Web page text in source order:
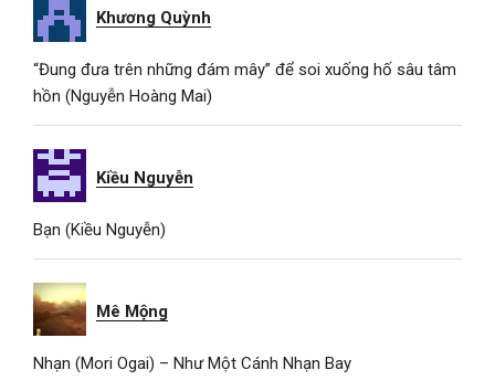
Khương Quỳnh
“Đung đưa trên những đám mây” để soi xuống hố sâu tâm
hồn (Nguyễn Hoàng Mai)
Kiều Nguyễn
Bạn (Kiều Nguyễn)
Mê Mộng
Nhạn (Mori Ogai) – Như Một Cánh Nhạn Bay